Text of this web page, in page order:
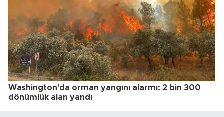
Washington'da orman yangını alarmı: 2 bin 300
dönümlük alan yandı